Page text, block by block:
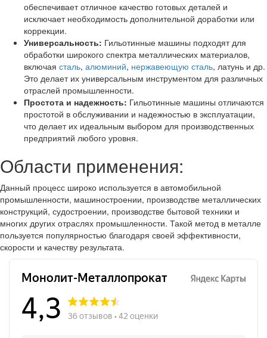
обеспечивает отличное качество готовых деталей и
исключает необходимость дополнительной доработки или
коррекции.
Универсальность: Гильотинные машины подходят для
обработки широкого спектра металлических материалов,
включая сталь, алюминий, нержавеющую сталь, латунь и др.
Это делает их универсальным инструментом для различных
отраслей промышленности.
Простота и надежность: Гильотинные машины отличаются
простотой в обслуживании и надежностью в эксплуатации,
что делает их идеальным выбором для производственных
предприятий любого уровня.
Области применения:
Данный процесс широко используется в автомобильной
промышленности, машиностроении, производстве металлических
конструкций, судостроении, производстве бытовой техники и
многих других отраслях промышленности. Такой метод в металле
пользуется популярностью благодаря своей эффективности,
скорости и качеству результата.